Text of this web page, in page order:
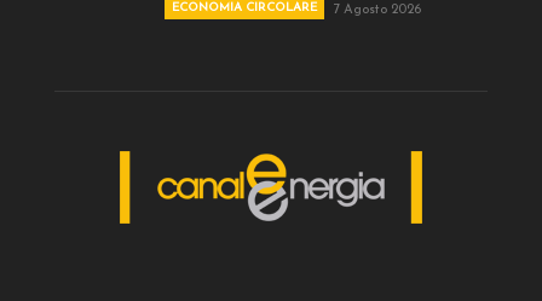
ECONOMIA CIRCOLARE 7 Agosto 2026